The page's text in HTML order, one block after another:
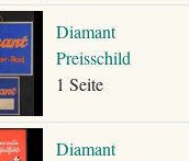
Diamant
Preisschild
1 Seite
Diamant